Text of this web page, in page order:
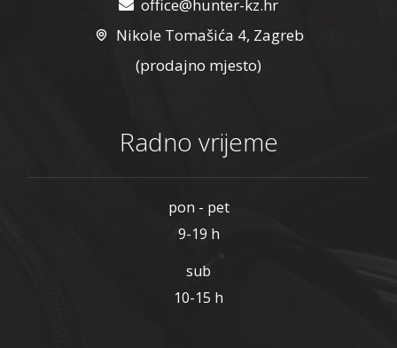
office@hunter-kz.hr
Nikole Tomašića 4, Zagreb
(prodajno mjesto)
Radno vrijeme
pon - pet
9-19 h
sub
10-15 h